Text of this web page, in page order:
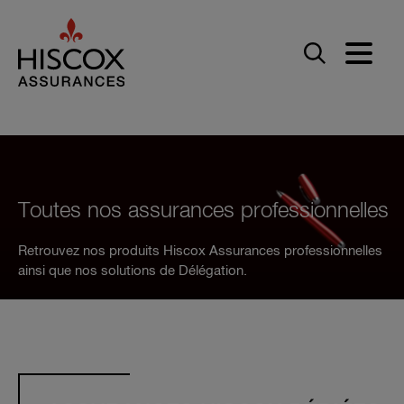
Toutes nos assurances professionnelles
Retrouvez nos produits Hiscox Assurances professionnelles
ainsi que nos solutions de Délégation.